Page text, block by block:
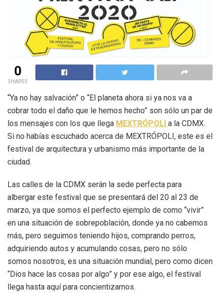
0
SHARES
“Ya no hay salvación” o “El planeta ahora si ya nos va a
cobrar todo el daño que le hemos hecho” son sólo un par de
los mensajes con los que llega MEXTRÓPOLI a la CDMX.
Si no habías escuchado acerca de MEXTRÓPOLI, este es el
festival de arquitectura y urbanismo más importante de la
ciudad.
Las calles de la CDMX serán la sede perfecta para
albergar este festival que se presentará del 20 al 23 de
marzo, ya que somos el perfecto ejemplo de como “vivir”
en una situación de sobrepoblación, donde ya no cabemos
más, pero seguimos teniendo hijos, comprando perros,
adquiriendo autos y acumulando cosas, pero no sólo
somos nosotros, es una situación mundial, pero como dicen
“Dios hace las cosas por algo” y por ese algo, el festival
llega hasta aquí para concientizarnos.